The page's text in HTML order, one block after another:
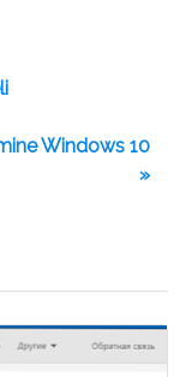
Windows 10
»